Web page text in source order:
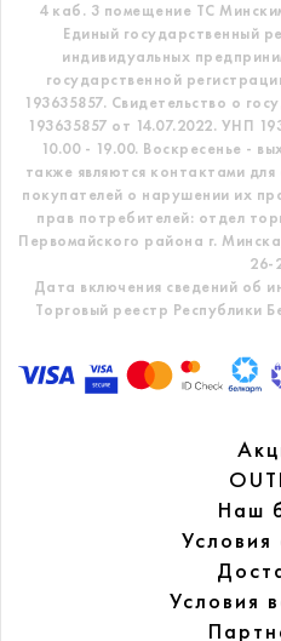
4 каб. 3 помещение ТС
Единый государственный
индивидуальных
государственной
193635857. Свидетельство о
193635857 от 14.07.2022. УНП
10.00 - 19.00. Воскресенье -
также являются контактами
покупателей о нарушении их
прав потребителей: отдел
Первомайского района г.
26-
Дата включения сведений об
Торговый реестр Республики
Наш
Условия
Условия